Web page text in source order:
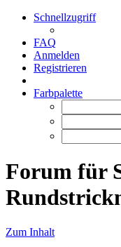
Schnellzugriff
FAQ
Anmelden
Registrieren
Farbpalette
Forum für
Zum Inhalt